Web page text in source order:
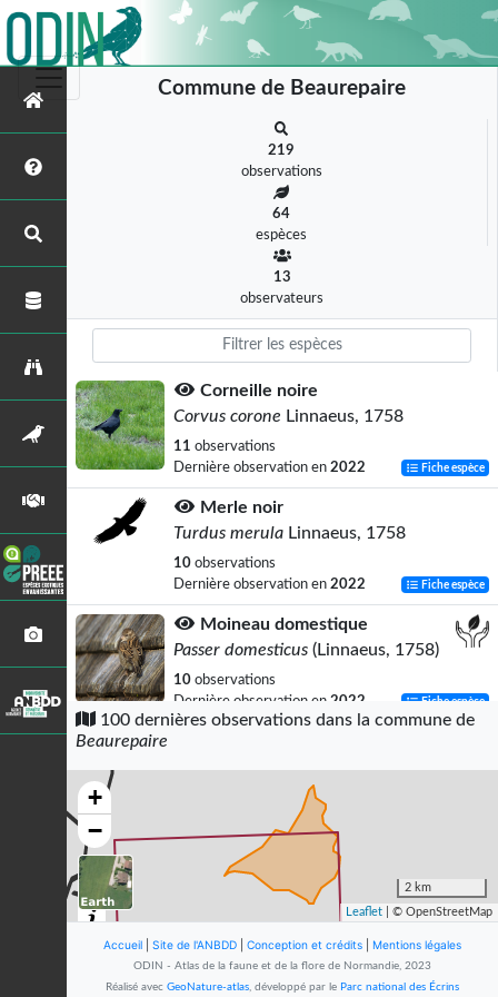
Commune de Beaurepaire
219
observations
64
espèces
13
observateurs
Corneille noire
Corvus corone Linnaeus, 1758
11 observations
Dernière observation en 2022 Fiche espèce
Merle noir
Turdus merula Linnaeus, 1758
10 observations
Dernière observation en 2022 Fiche espèce
Moineau domestique
Passer domesticus (Linnaeus, 1758)
10 observations
Dernière observation en 2022 Fiche espèce
Cyanistes caeruleus(Linnaeus, 1758)
Dernière observation en
Pigeon ramier
Columba palumbus
Linnaeus, 1758
Mésange charbonnière
100 dernières observations dans la commune de
Beaurepaire
+
−
2 km
Leaflet | © OpenStreetMap
Accueil Site de l'ANBDD Conception et crédits Mentions légales
ODIN - Atlas de la faune et de la flore de Normandie, 2023
Réalisé avec GeoNature-atlas, développé par le Parc national des Écrins